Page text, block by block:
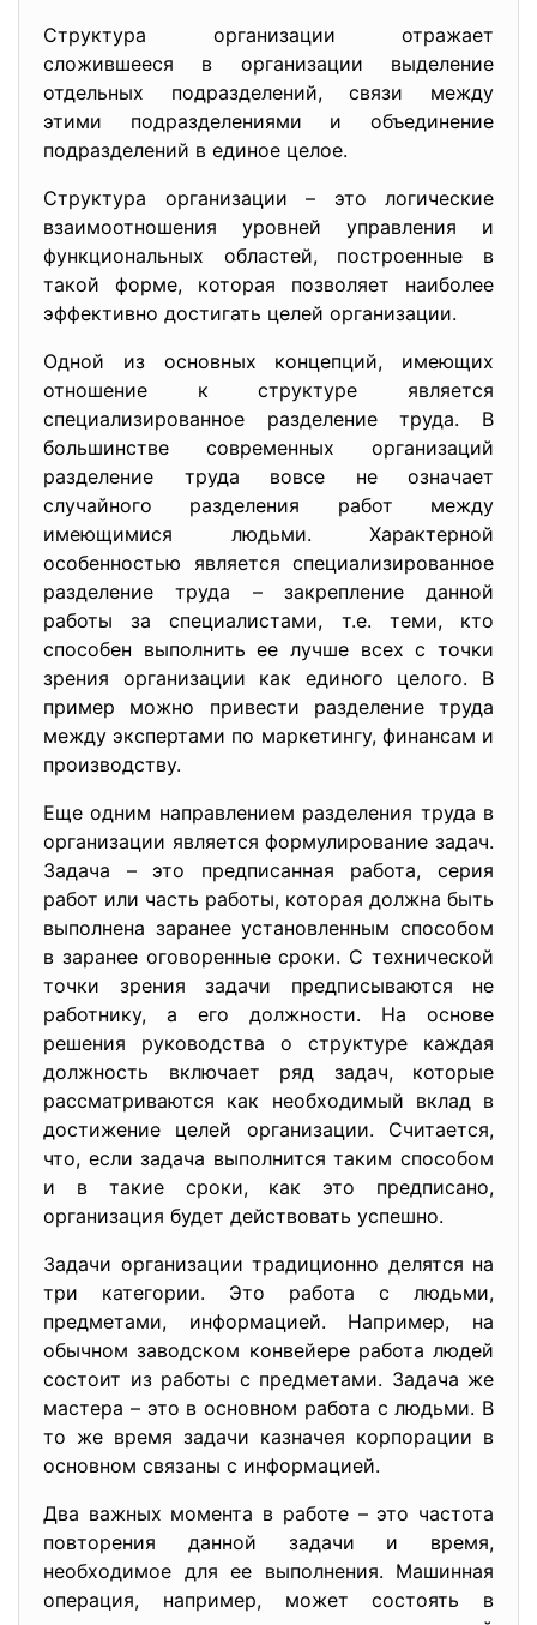
Структура организации отражает
сложившееся в организации выделение
отдельных подразделений, связи между
этими подразделениями и объединение
подразделений в единое целое.
Структура организации – это логические
взаимоотношения уровней управления и
функциональных областей, построенные в
такой форме, которая позволяет наиболее
эффективно достигать целей организации.
Одной из основных концепций, имеющих
отношение к структуре является
специализированное разделение труда. В
большинстве современных организаций
разделение труда вовсе не означает
случайного разделения работ между
имеющимися людьми. Характерной
особенностью является специализированное
разделение труда – закрепление данной
работы за специалистами, т.е. теми, кто
способен выполнить ее лучше всех с точки
зрения организации как единого целого. В
пример можно привести разделение труда
между экспертами по маркетингу, финансам и
производству.
Еще одним направлением разделения труда в
организации является формулирование задач.
Задача – это предписанная работа, серия
работ или часть работы, которая должна быть
выполнена заранее установленным способом
в заранее оговоренные сроки. С технической
точки зрения задачи предписываются не
работнику, а его должности. На основе
решения руководства о структуре каждая
должность включает ряд задач, которые
рассматриваются как необходимый вклад в
достижение целей организации. Считается,
что, если задача выполнится таким способом
и в такие сроки, как это предписано,
организация будет действовать успешно.
Задачи организации традиционно делятся на
три категории. Это работа с людьми,
предметами, информацией. Например, на
обычном заводском конвейере работа людей
состоит из работы с предметами. Задача же
мастера – это в основном работа с людьми. В
то же время задачи казначея корпорации в
основном связаны с информацией.
Два важных момента в работе – это частота
повторения данной задачи и время,
необходимое для ее выполнения. Машинная
операция, например, может состоять в